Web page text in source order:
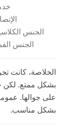
الجنس
الجنس
الخلاصة، كانت
بشكل ممتع. لكن
على جوالها.
بشكل مناسب.